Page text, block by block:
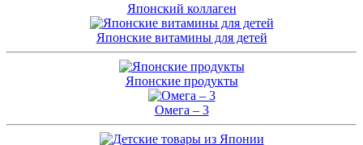
Японский коллаген
Японские витамины для детей
Японские продукты
Омега – 3